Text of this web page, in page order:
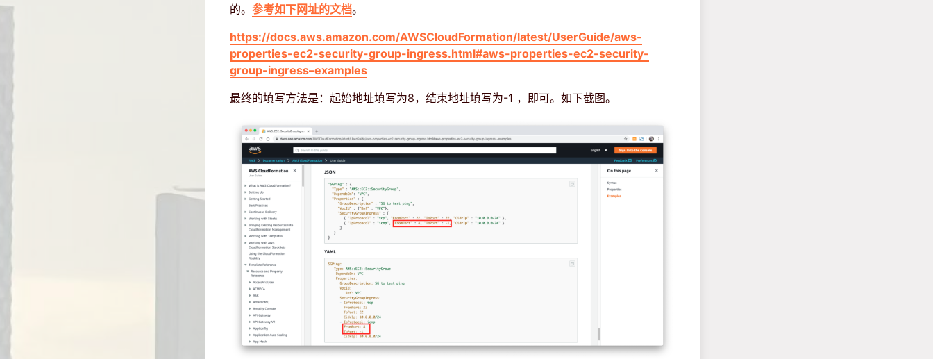
的。 参考如下网址的文档。
https://docs.aws.amazon.com/AWSCloudFormation/latest/UserGuide/aws-
properties-ec2-security-group-ingress.html#aws-properties-ec2-security-
group-ingress–examples
最终的填写方法是：起始地址填写为8，结束地址填写为-1 ，即可。如下截图。